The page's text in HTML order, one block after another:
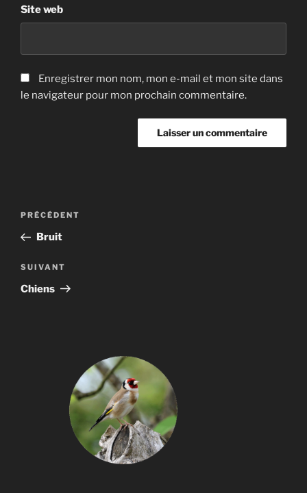
Site web
Enregistrer mon nom, mon e-mail et mon site dans
le navigateur pour mon prochain commentaire.
Navigation
l’article
Article
précédent
PRÉCÉDENT
Bruit
Article
suivant
SUIVANT
Chiens